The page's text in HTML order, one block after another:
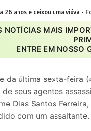
26 anos e deixou uma viúva -
NOTÍCIAS MAIS
ENTRE EM NOSSO
da última sexta-feira
de seus agentes
Dias Santos
com um assaltante.